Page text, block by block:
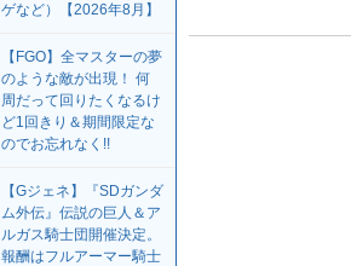
ゲなど）【2026年8月】
【FGO】全マスターの夢
のような敵が出現！ 何
周だって回りたくなるけ
ど1回きり＆期間限定な
のでお忘れなく!!
【Gジェネ】『SDガンダ
ム外伝』伝説の巨人＆ア
ルガス騎士団開催決定。
報酬はフルアーマー騎士